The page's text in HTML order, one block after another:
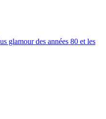
glamour des années 80 et les